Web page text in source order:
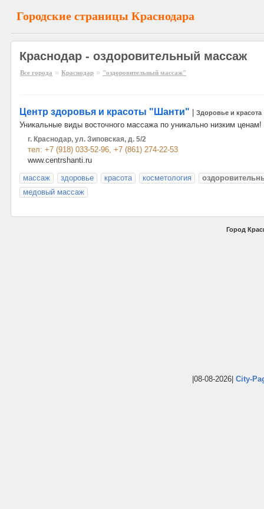
Городские страницы Краснодара
Краснодар - оздоровительный массаж
Все города » Краснодар » "оздоровительный массаж"
Центр здоровья и красоты "Шанти" Здоровье и красота
Уникальные виды восточного массажа по уникально низким ценам!
г. Краснодар, ул. Зиповская, д. 5/2
тел: +7 (918) 033-52-96, +7 (861) 274-22-53
www.centrshanti.ru
массаж
здоровье красота косметология
медовый массаж
Город
|08-08-2026| City-